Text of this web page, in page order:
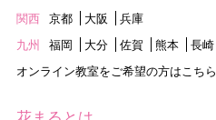
関西
京都 大阪
兵庫
九州
福岡 大分 佐賀 熊本
長崎
オンライン教室をご希望の方はこちら